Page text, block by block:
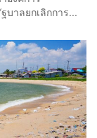
บาลยกเลิกการ...